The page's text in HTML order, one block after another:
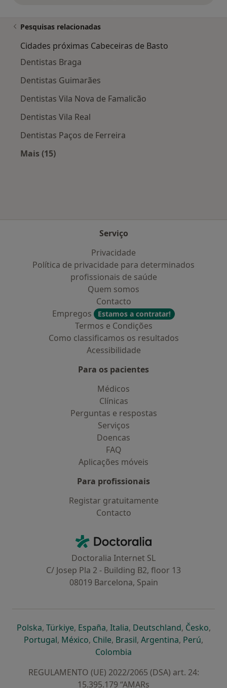
Pesquisas relacionadas
Cidades próximas Cabeceiras de Basto
Dentistas Braga
Dentistas Guimarães
Dentistas Vila Nova de Famalicão
Dentistas Vila Real
Dentistas Paços de Ferreira
Mais (15)
Serviço
Privacidade
Política de privacidade para determinados
profissionais de saúde
Quem somos
Contacto
Empregos
Estamos a contratar!
Termos e Condições
Como classificamos os resultados
Acessibilidade
Para os pacientes
Médicos
Clínicas
Perguntas e respostas
Serviços
Doencas
FAQ
Aplicações móveis
Para profissionais
Registar gratuitamente
Contacto
Doctoralia - Homepage
Doctoralia Internet SL
C/ Josep Pla 2 - Building B2, floor 13
08019 Barcelona, Spain
Polskaabre num novo separador
, Türkiyeabre num novo separador
, Españaabre num novo separador
, Italiaabre num novo
, Deutschlandabre num
, Česko,
Portugalabre num novo separador
, Méxicoabre num novo separador
, Chileabre num novo separador
, Brasilabre num novo
, Argentinaabre num
, Perúabre
,
Colombia
REGULAMENTO (UE) 2022/2065 (DSA) art. 24:
15.395.179 “AMARs